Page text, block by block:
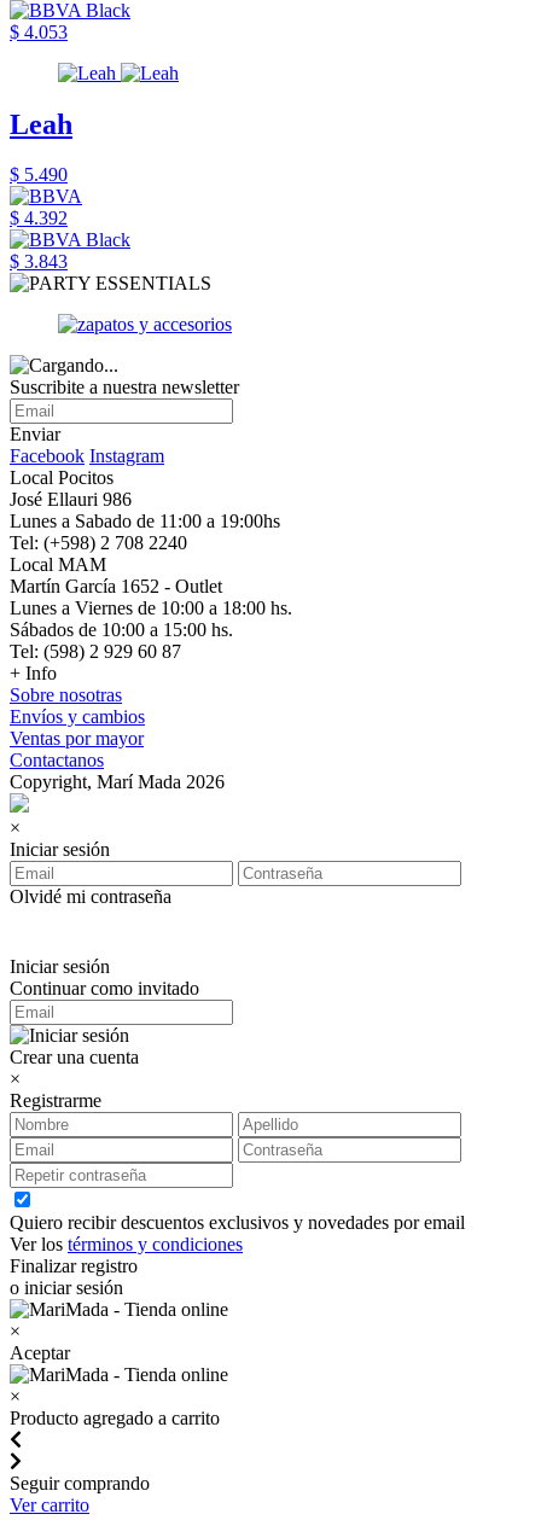
$ 4.053
Leah
$ 5.490
$ 4.392
$ 3.843
Suscribite a nuestra newsletter
Enviar
Facebook Instagram
Local Pocitos
José Ellauri 986
Lunes a Sabado de 11:00 a 19:00hs
Tel: (+598) 2 708 2240
Local MAM
Martín García 1652 - Outlet
Lunes a Viernes de 10:00 a 18:00 hs.
Sábados de 10:00 a 15:00 hs.
Tel: (598) 2 929 60 87
+ Info
Sobre nosotras
Envíos y cambios
Ventas por mayor
Contactanos
Copyright, Marí Mada 2026
×
Iniciar sesión
Olvidé mi contraseña
Iniciar sesión
Continuar como invitado
Crear una cuenta
×
Registrarme
Quiero recibir descuentos exclusivos y novedades por email
Ver los términos y condiciones
Finalizar registro
o iniciar sesión
×
Aceptar
×
Producto agregado a carrito
Seguir comprando
Ver carrito